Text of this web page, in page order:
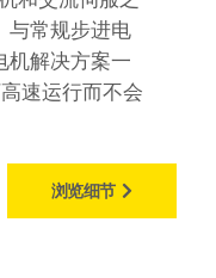
与常规步进电
机解决方案一
速运行而不会
浏览细节